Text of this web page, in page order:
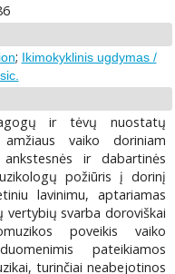
; Ikimokyklinis ugdymas /
ir tėvų nuostatų
vaiko doriniam
ir dabartinės
požiūris į dorinį
lavinimu, aptariamas
svarba doroviškai
poveikis vaiko
pateikiamos
turinčiai neabejotinos